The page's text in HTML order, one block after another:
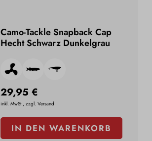
Camo-Tackle Snapback Cap
Hecht Schwarz Dunkelgrau
29,95 €
inkl. MwSt., zzgl. Versand
IN DEN WARENKORB